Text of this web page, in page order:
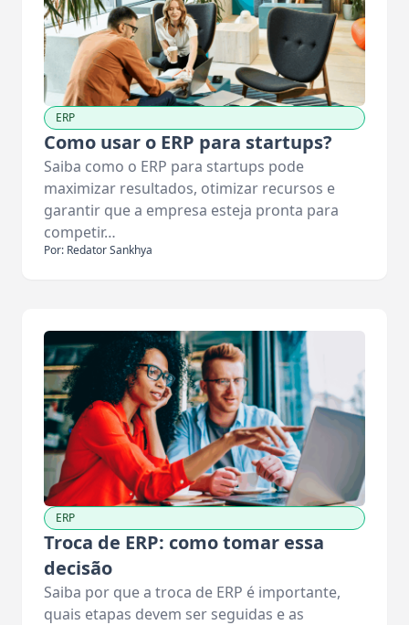
ERP
Como usar o ERP para startups?
Saiba como o ERP para startups pode
maximizar resultados, otimizar recursos e
garantir que a empresa esteja pronta para
competir…
Por: Redator Sankhya
ERP
Troca de ERP: como tomar essa
decisão
Saiba por que a troca de ERP é importante,
quais etapas devem ser seguidas e as